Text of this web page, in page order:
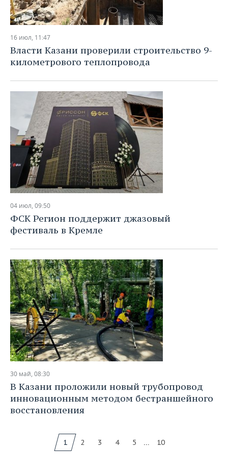
16 июл, 11:47
Власти Казани проверили строительство 9-
километрового теплопровода
04 июл, 09:50
ФСК Регион поддержит джазовый
фестиваль в Кремле
30 май, 08:30
В Казани проложили новый трубопровод
инновационным методом бестраншейного
восстановления
1 2 3 4 5 ... 10